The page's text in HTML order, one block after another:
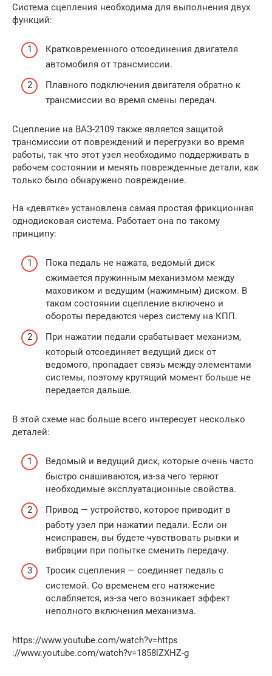
Система сцепления необходима для выполнения двух
функций:
Кратковременного отсоединения двигателя
автомобиля от трансмиссии.
Плавного подключения двигателя обратно к
трансмиссии во время смены передач.
Сцепление на ВАЗ-2109 также является защитой
трансмиссии от повреждений и перегрузки во время
работы, так что этот узел необходимо поддерживать в
рабочем состоянии и менять поврежденные детали, как
только было обнаружено повреждение.
На «девятке» установлена самая простая фрикционная
однодисковая система. Работает она по такому
принципу:
Пока педаль не нажата, ведомый диск
сжимается пружинным механизмом между
маховиком и ведущим (нажимным) диском. В
таком состоянии сцепление включено и
обороты передаются через систему на КПП.
При нажатии педали срабатывает механизм,
который отсоединяет ведущий диск от
ведомого, пропадает связь между элементами
системы, поэтому крутящий момент больше не
передается дальше.
В этой схеме нас больше всего интересует несколько
деталей:
Ведомый и ведущий диск, которые очень часто
быстро снашиваются, из-за чего теряют
необходимые эксплуатационные свойства.
Привод — устройство, которое приводит в
работу узел при нажатии педали. Если он
неисправен, вы будете чувствовать рывки и
вибрации при попытке сменить передачу.
Тросик сцепления — соединяет педаль с
системой. Со временем его натяжение
ослабляется, из-за чего возникает эффект
неполного включения механизма.
https://www.youtube.com/watch?v=https
://www.youtube.com/watch?v=1858lZXHZ-g